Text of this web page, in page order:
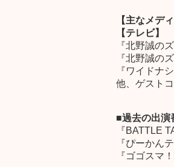
【主なメデ
【テレビ】
『北野誠の
『北野誠の
『ワイドナ
他、ゲスト
■過去の出演
『BATTLE
『ぴーかん
『ゴゴスマ